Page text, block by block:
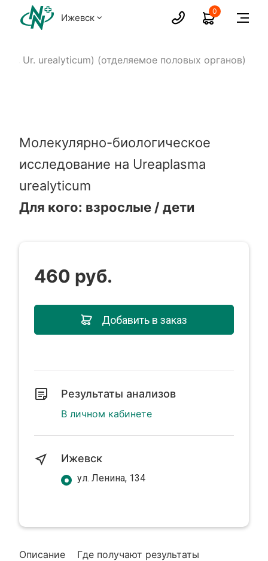
Ижевск
0
Ur. urealyticum) (отделяемое половых органов)
Молекулярно-биологическое
исследование на Ureaplasma
urealyticum
Для кого: взрослые / дети
Описание Где получают результаты
460 руб.
Добавить в заказ
Результаты анализов
В личном кабинете
Ижевск
ул. Ленина, 134